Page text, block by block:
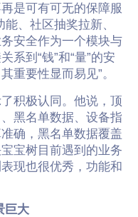
是可有可无的保障服
、社区抽奖拉新、
安全作为一个模块与
系到“钱”和“量”的安
重要性显而易见”。
积极认同。他说，顶
黑名单数据、设备指
确，黑名单数据覆盖
宝树目前遇到的业务
现也很优秀，功能和
巨大